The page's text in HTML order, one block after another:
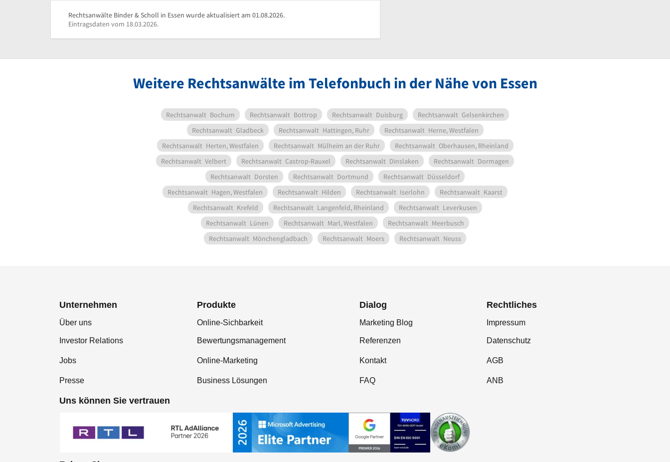
Rechtsanwälte Binder & Scholl in Essen wurde aktualisiert am 01.08.2026.
Eintragsdaten vom 18.03.2026.
Weitere Rechtsanwälte im Telefonbuch in der Nähe von Essen
Rechtsanwalt Bochum Rechtsanwalt Bottrop Rechtsanwalt Duisburg Rechtsanwalt Gelsenkirchen
Rechtsanwalt Gladbeck Rechtsanwalt Hattingen, Ruhr Rechtsanwalt Herne, Westfalen
Rechtsanwalt Herten, Westfalen Rechtsanwalt Mülheim an der Ruhr Rechtsanwalt Oberhausen, Rheinland
Rechtsanwalt Velbert Rechtsanwalt Castrop-Rauxel Rechtsanwalt Dinslaken Rechtsanwalt Dormagen
Rechtsanwalt Dorsten Rechtsanwalt Dortmund Rechtsanwalt Düsseldorf
Rechtsanwalt Hagen, Westfalen Rechtsanwalt Hilden Rechtsanwalt Iserlohn Rechtsanwalt Kaarst
Rechtsanwalt Krefeld Rechtsanwalt Langenfeld, Rheinland Rechtsanwalt Leverkusen
Rechtsanwalt Lünen Rechtsanwalt Marl, Westfalen Rechtsanwalt Meerbusch
Rechtsanwalt Mönchengladbach Rechtsanwalt Moers Rechtsanwalt Neuss
Unternehmen
Über uns
Investor Relations
Jobs
Presse
Produkte
Online-Sichbarkeit
Bewertungsmanagement
Online-Marketing
Business Lösungen
Dialog
Marketing Blog
Referenzen
Kontakt
FAQ
Rechtliches
Impressum
Datenschutz
AGB
ANB
Uns können Sie vertrauen